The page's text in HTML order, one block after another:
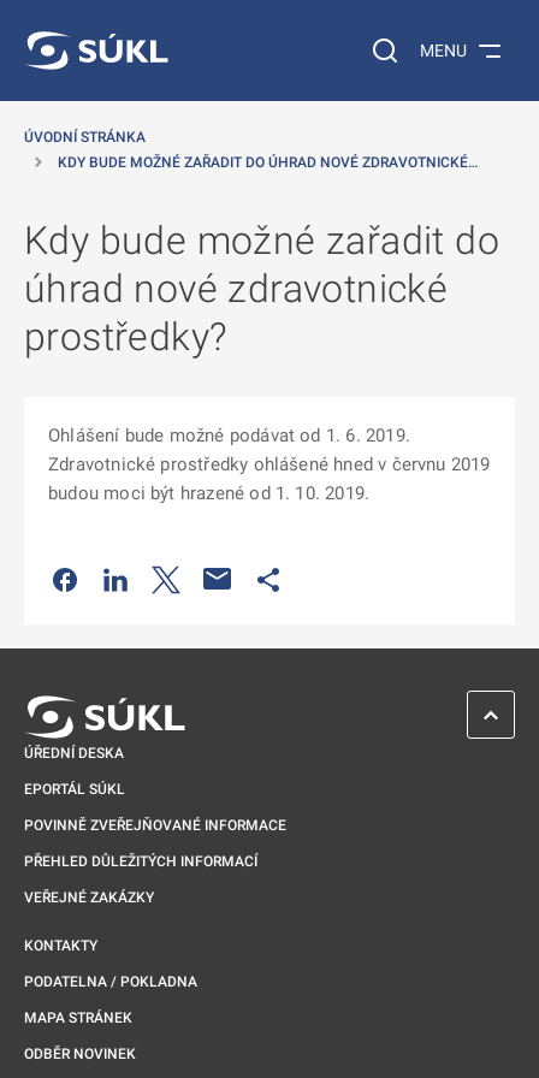
Vyhledávání na
MENU
ÚVODNÍ STRÁNKA
KDY BUDE MOŽNÉ ZAŘADIT DO ÚHRAD NOVÉ ZDRAVOTNICKÉ…
Kdy bude možné zařadit do
úhrad nové zdravotnické
prostředky?
Ohlášení bude možné podávat od 1. 6. 2019.
Zdravotnické prostředky ohlášené hned v červnu 2019
budou moci být hrazené od 1. 10. 2019.
Odkaz se otevře na nové kartě
Odkaz se otevře na nové kartě
Odkaz se otevře na nové kartě
ÚŘEDNÍ DESKA
EPORTÁL SÚKL
POVINNĚ ZVEŘEJŇOVANÉ INFORMACE
PŘEHLED DŮLEŽITÝCH INFORMACÍ
VEŘEJNÉ ZAKÁZKY
KONTAKTY
PODATELNA / POKLADNA
MAPA STRÁNEK
ODBĚR NOVINEK
ZPĚT